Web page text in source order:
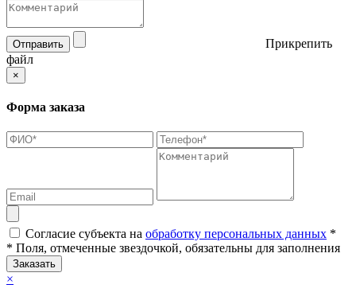
Отправить
Прикрепить
файл
×
Форма заказа
Согласие субъекта на обработку персональных данных *
* Поля, отмеченные звездочкой, обязательны для заполнения
Заказать
×